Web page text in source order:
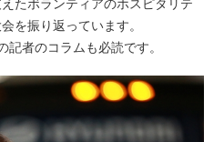
を振り返っています。
者のコラムも必読です。